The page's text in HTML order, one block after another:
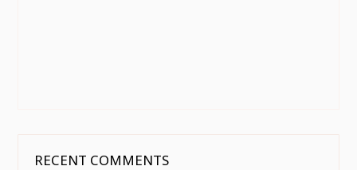
RECENT COMMENTS